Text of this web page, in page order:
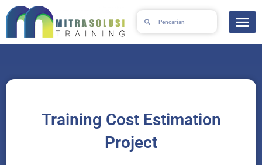
Skip
to
Training Cost Estimation
Project